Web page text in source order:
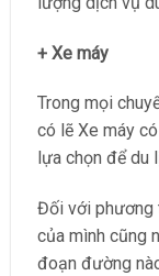
+ Xe máy
Trong mọi
có lẽ Xe máy
lựa chọn để du
Đối với phương
của mình cũng
đoạn đường